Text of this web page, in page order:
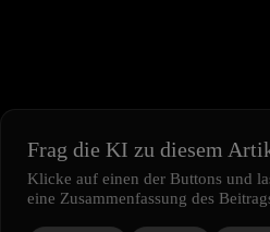
Frag die KI zu diesem
Klicke auf einen der Buttons und
eine Zusammenfassung des